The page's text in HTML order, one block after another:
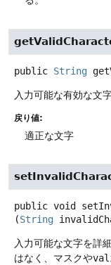
public String
入力可能な有効な文
戻り値:
適正な文字
public void
(String
入力可能な文字を詳
はなく、マスクや